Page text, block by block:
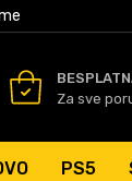
Za sve
PS5